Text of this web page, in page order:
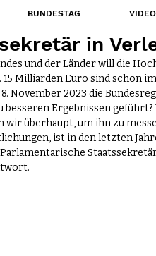
in
und der Länder will die
Milliarden Euro sind schon
November 2023 die
Ergebnissen geführt?
überhaupt, um ihn zu
ist in den letzten
BUNDESTAG